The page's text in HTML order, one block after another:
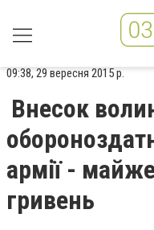
09:38, 29 вересня 2015 р.
Внесок
армії -
гривень